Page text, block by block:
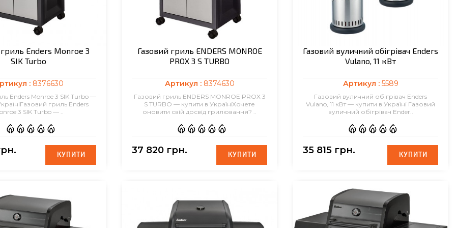
Enders Monroe 3
SIK Turbo
: 8376630
Enders Monroe 3 SIK Turbo —
гриль Enders
3 SIK Turbo — ..
КУПИТИ
КУПИТИ
Газовий гриль ENDERS MONROE
PROX 3 S TURBO
Артикул : 8374630
Газовий гриль ENDERS MONROE PROX 3
S TURBO — купити в УкраїніХочете
оновити свій досвід грилювання? ..
37 820 грн. КУПИТИ
КУПИТИ
Газовий вуличний обігрівач Enders
Vulano, 11 кВт
Артикул : 5589
Газовий вуличний обігрівач Enders
Vulano, 11 кВт — купити в Україні Газовий
вуличний обігрівач Ender..
35 815 грн. КУПИТИ
КУПИТИ